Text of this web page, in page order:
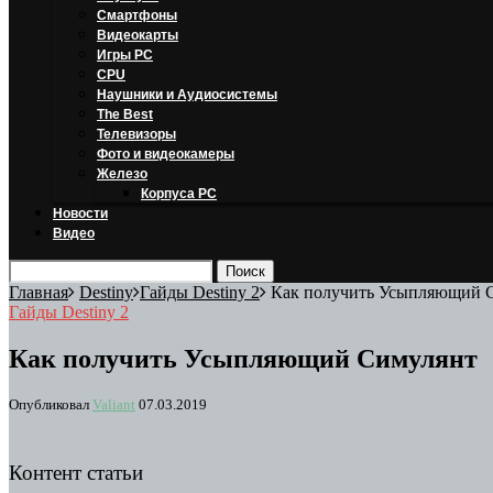
Смартфоны
Видеокарты
Игры PC
CPU
Наушники и Аудиосистемы
The Best
Телевизоры
Фото и видеокамеры
Железо
Корпуса PC
Новости
Видео
Главная Destiny Гайды Destiny 2
Как получить Усыпляющий
Гайды Destiny 2
Как получить Усыпляющий Симулянт
Опубликовал Valiant 07.03.2019
Контент статьи